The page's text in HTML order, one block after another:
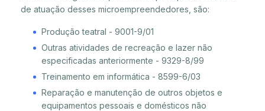
de atuação desses microempreendedores, são:
Produção teatral - 9001-9/01
Outras atividades de recreação e lazer não
especificadas anteriormente - 9329-8/99
Treinamento em informática - 8599-6/03
Reparação e manutenção de outros objetos e
equipamentos pessoais e domésticos não